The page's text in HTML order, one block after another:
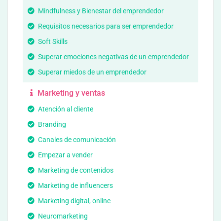
Mindfulness y Bienestar del emprendedor
Requisitos necesarios para ser emprendedor
Soft Skills
Superar emociones negativas de un emprendedor
Superar miedos de un emprendedor
Marketing y ventas
Atención al cliente
Branding
Canales de comunicación
Empezar a vender
Marketing de contenidos
Marketing de influencers
Marketing digital, online
Neuromarketing